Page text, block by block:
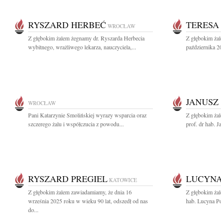
RYSZARD HERBEĆ WROCŁAW
Z głębokim żalem żegnamy dr. Ryszarda Herbecia
wybitnego, wrażliwego lekarza, nauczyciela,...
Z głębokim
października
WROCŁAW
Pani Katarzynie Smolińskiej wyrazy wsparcia oraz
szczerego żalu i współczucia z powodu...
Z głębokim
prof. dr hab.
RYSZARD PREGIEL KATOWICE
Z głębokim żalem zawiadamiamy, że dnia 16
września 2025 roku w wieku 90 lat, odszedł od nas
do...
Z głębokim
hab. Lucyna